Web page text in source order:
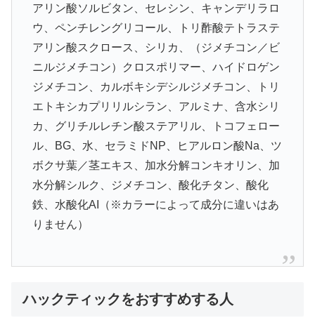
アリン酸ソルビタン、セレシン、キャンデリラロ
ウ、ペンチレングリコール、トリ酢酸テトラステ
アリン酸スクロース、シリカ、（ジメチコン／ビ
ニルジメチコン）クロスポリマー、ハイドロゲン
ジメチコン、カルボキシデシルジメチコン、トリ
エトキシカプリリルシラン、アルミナ、含水シリ
カ、グリチルレチン酸ステアリル、トコフェロー
ル、BG、水、セラミドNP、ヒアルロン酸Na、ツ
ボクサ葉／茎エキス、加水分解コンキオリン、加
水分解シルク、ジメチコン、酸化チタン、酸化
鉄、水酸化AI（※カラーによって成分に違いはあ
りません）
ハックティックをおすすめする人